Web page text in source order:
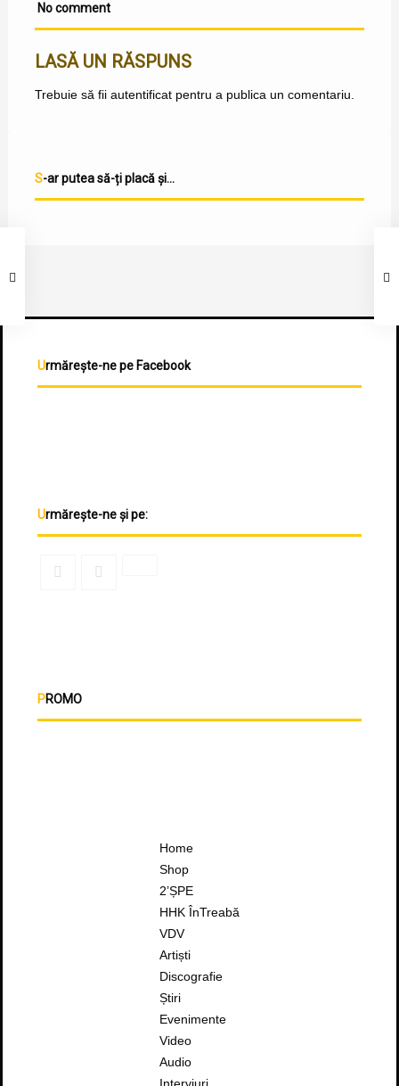
No comment
LASĂ UN RĂSPUNS
Trebuie să fii autentificatpentru a publica un comentariu.
S-ar putea să-ți placă și...
Urmărește-ne pe Facebook
Urmărește-ne și pe:
PROMO
Home
Shop
2’ȘPE
HHK ÎnTreabă
VDV
Artiști
Discografie
Știri
Evenimente
Video
Audio